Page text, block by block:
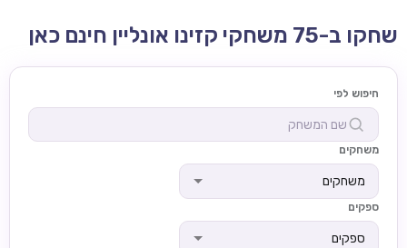
טיפים
שחקו ב-75 משחקי קזינו אונליין חינם כאן
חיפוש לפי
משחקים
משחקים
ספקים
ספקים